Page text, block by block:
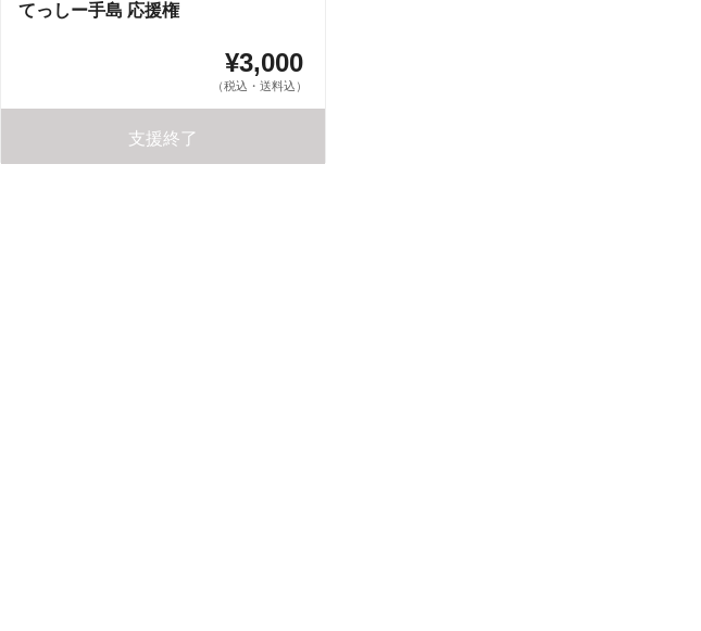
てっしー手島 応援権
¥3,000
（税込・送料込）
支援終了